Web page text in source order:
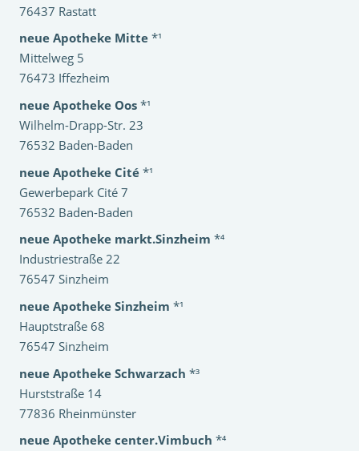
76437 Rastatt
neue Apotheke Mitte *¹
Mittelweg 5
76473 Iffezheim
neue Apotheke Oos *¹
Wilhelm-Drapp-Str. 23
76532 Baden-Baden
neue Apotheke Cité *¹
Gewerbepark Cité 7
76532 Baden-Baden
neue Apotheke markt.Sinzheim *⁴
Industriestraße 22
76547 Sinzheim
neue Apotheke Sinzheim *¹
Hauptstraße 68
76547 Sinzheim
neue Apotheke Schwarzach *³
Hurststraße 14
77836 Rheinmünster
neue Apotheke center.Vimbuch *⁴